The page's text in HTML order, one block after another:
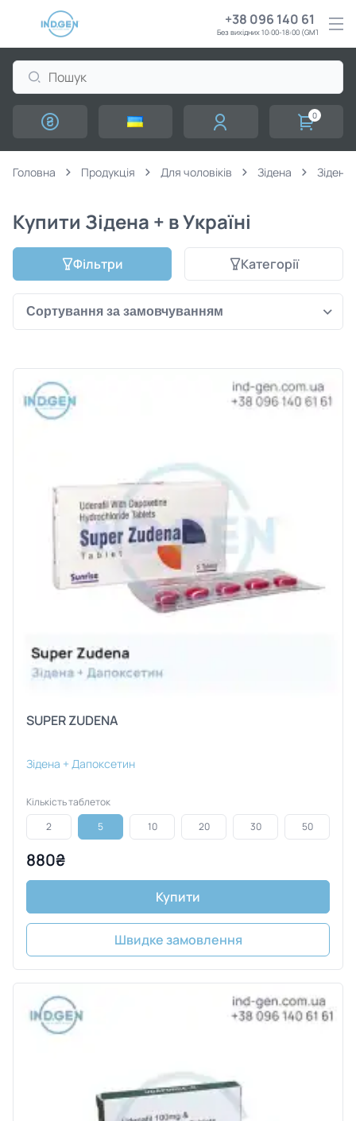
+38 096 140 61 61
Без вихідних 10:00-18:00 (GMT+3)
0
Головна Продукція Для чоловіків Зідена Зідена
Купити Зідена + в Україні
Фільтри Категорії
SUPER ZUDENA
Зідена + Дапоксетин
Кількість таблеток
2
5 10 20 30 50
880₴
Купити
Швидке замовлення